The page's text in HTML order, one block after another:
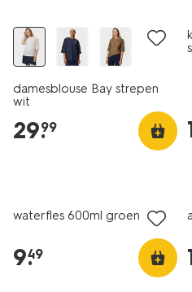
damesblouse Bay strepen
wit
29.
99
waterfles 600ml groen
9.
49